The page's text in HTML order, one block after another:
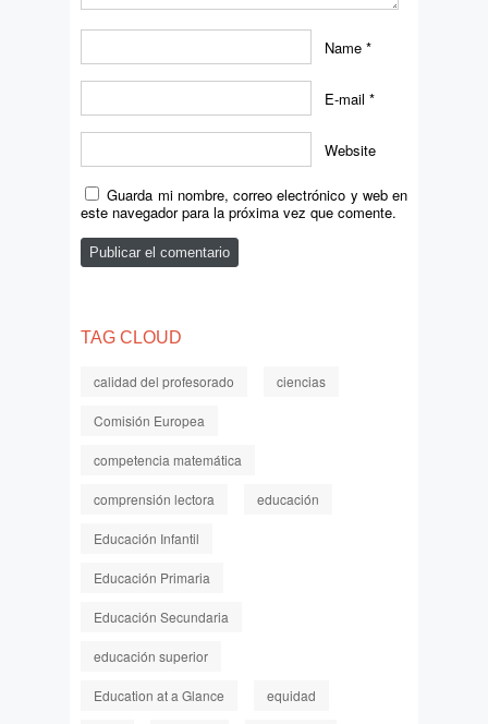
Name *
E-mail *
Website
Guarda mi nombre, correo electrónico y web en
este navegador para la próxima vez que comente.
TAG CLOUD
calidad del profesorado ciencias
Comisión Europea
competencia matemática
comprensión lectora educación
Educación Infantil
Educación Primaria
Educación Secundaria
educación superior
Education at a Glance equidad